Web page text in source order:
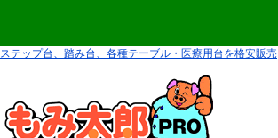
ステップ台、踏み台、各種テーブル・医療用台を格安販売